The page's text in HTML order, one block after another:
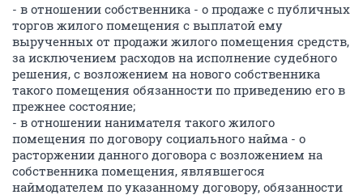
- в отношении собственника - о продаже с публичных
торгов жилого помещения с выплатой ему
вырученных от продажи жилого помещения средств,
за исключением расходов на исполнение судебного
решения, с возложением на нового собственника
такого помещения обязанности по приведению его в
прежнее состояние;
- в отношении нанимателя такого жилого
помещения по договору социального найма - о
расторжении данного договора с возложением на
собственника помещения, являвшегося
наймодателем по указанному договору, обязанности